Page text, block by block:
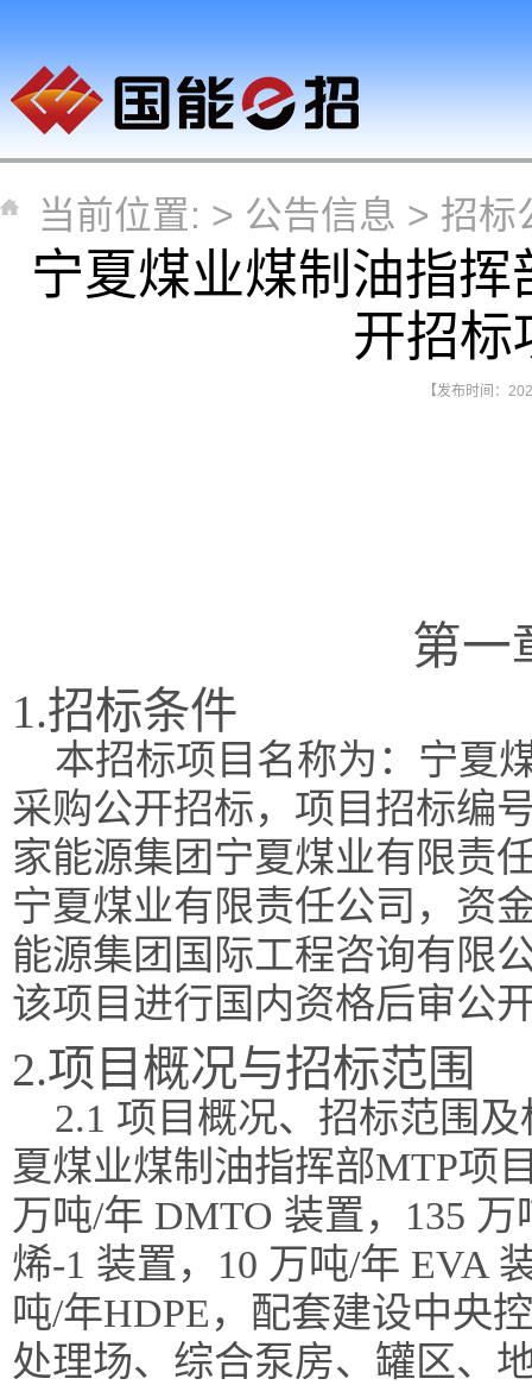
当前位置: > 公告信息 > 招标
宁夏煤业煤制油指
开招标
【发布时间：
第一
1.招标条件
本招标项目名称为：宁夏
采购公开招标，项目招标编
家能源集团宁夏煤业有限责
宁夏煤业有限责任公司，资
能源集团国际工程咨询有限
该项目进行国内资格后审公
2.项目概况与招标范围
2.1 项目概况、招标范围
夏煤业煤制油指挥部MTP项
万吨/年 DMTO 装置，135
烯-1 装置，10 万吨/年 EVA
吨/年HDPE，配套建设中央
处理场、综合泵房、罐区、